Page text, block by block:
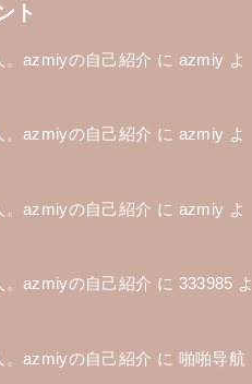
ト
。azmiyの自己紹介 に azmiy よ
。azmiyの自己紹介 に azmiy よ
。azmiyの自己紹介 に azmiy よ
。azmiyの自己紹介 に 333985 よ
。azmiyの自己紹介 に 啪啪导航